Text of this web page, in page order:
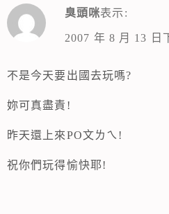
臭頭咪表示:
2007 年 8 月 13 日
不是今天要出國去玩嗎?
妳可真盡責!
昨天還上來PO文ㄌㄟ!
祝你們玩得愉快耶!